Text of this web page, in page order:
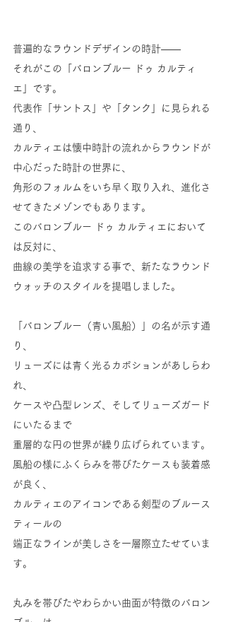
普遍的なラウンドデザインの時計――
それがこの「バロンブルー ドゥ カルティ
エ」です。
代表作「サントス」や「タンク」に見られる
通り、
カルティエは懐中時計の流れからラウンドが
中心だった時計の世界に、
角形のフォルムをいち早く取り入れ、進化さ
せてきたメゾンでもあります。
このバロンブルー ドゥ カルティエにおいて
は反対に、
曲線の美学を追求する事で、新たなラウンド
ウォッチのスタイルを提唱しました。
「バロンブルー（青い風船）」の名が示す通
り、
リューズには青く光るカボションがあしらわ
れ、
ケースや凸型レンズ、そしてリューズガード
にいたるまで
重層的な円の世界が繰り広げられています。
風船の様にふくらみを帯びたケースも装着感
が良く、
カルティエのアイコンである剣型のブルース
ティールの
端正なラインが美しさを一層際立たせていま
す。
丸みを帯びたやわらかい曲面が特徴のバロン